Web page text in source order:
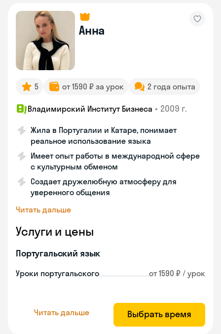
Анна
5 от 1590 ₽ за урок 2 года опыта
Владимирский Институт Бизнеса • 2009 г.
Жила в Португалии и Катаре, понимает
реальное использование языка
Имеет опыт работы в международной сфере
с культурным обменом
Создает дружелюбную атмосферу для
уверенного общения
Читать дальше
Услуги и цены
Португальский язык
Уроки португальского от 1590 ₽ / урок
Читать дальше Выбрать время